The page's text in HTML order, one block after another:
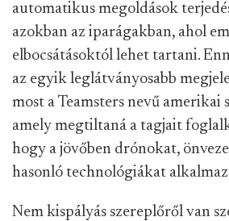
automatikus megoldások
azokban az iparágakban, ahol
elbocsátásoktól lehet tartani.
az egyik leglátványosabb
most a Teamsters nevű amerikai
amely megtiltaná a tagjait
hogy a jövőben drónokat,
hasonló technológiákat
Nem kispályás szereplőről van